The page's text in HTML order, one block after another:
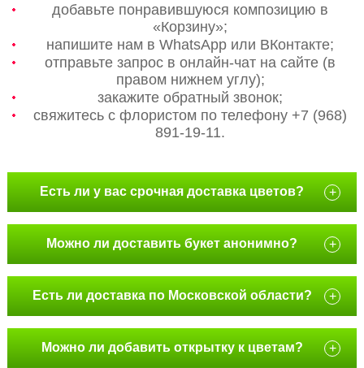
добавьте понравившуюся композицию в
«Корзину»;
напишите нам в WhatsApp или ВКонтакте;
отправьте запрос в онлайн-чат на сайте (в
правом нижнем углу);
закажите обратный звонок;
свяжитесь с флористом по телефону +7 (968)
891-19-11.
Есть ли у вас срочная доставка цветов? +
Можно ли доставить букет анонимно? +
Есть ли доставка по Московской области? +
Можно ли добавить открытку к цветам? +